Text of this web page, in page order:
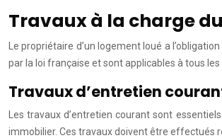
Travaux à la charge
Le propriétaire d’un logement loué a
par la loi française et sont applicables à tous les
Travaux d’entretien
Les travaux d’entretien courant sont
immobilier. Ces travaux doivent être effectués